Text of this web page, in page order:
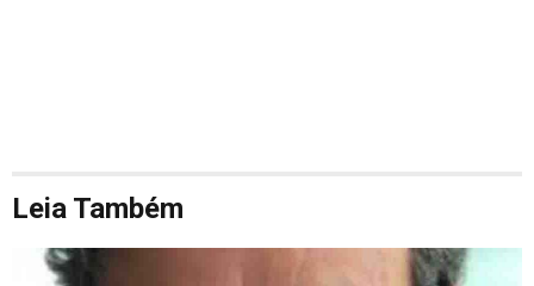
Leia Também